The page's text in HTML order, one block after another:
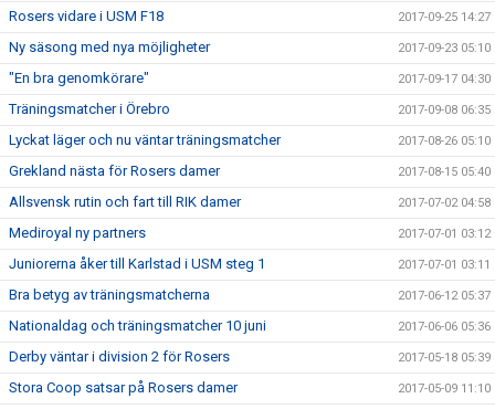
Rosers vidare i USM F18 2017-09-25 14:27
Ny säsong med nya möjligheter 2017-09-23 05:10
"En bra genomkörare" 2017-09-17 04:30
Träningsmatcher i Örebro 2017-09-08 06:35
Lyckat läger och nu väntar träningsmatcher 2017-08-26 05:10
Grekland nästa för Rosers damer 2017-08-15 05:40
Allsvensk rutin och fart till RIK damer 2017-07-02 04:58
Mediroyal ny partners 2017-07-01 03:12
Juniorerna åker till Karlstad i USM steg 1 2017-07-01 03:11
Bra betyg av träningsmatcherna 2017-06-12 05:37
Nationaldag och träningsmatcher 10 juni 2017-06-06 05:36
Derby väntar i division 2 för Rosers 2017-05-18 05:39
Stora Coop satsar på Rosers damer 2017-05-09 11:10